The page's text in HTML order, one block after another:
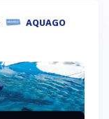
AQUAGO